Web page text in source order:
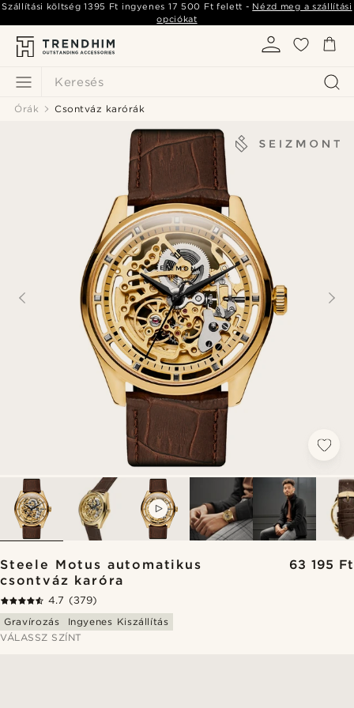
Keresés
Szállítási költség1395 Ft ingyenes 17 500 Ft felett - Nézd meg a szállítási
opciókat
Órák Csontváz karórák
Steele Motus automatikus
csontváz karóra
63 195 Ft
4.7 (379)
Gravírozás
Ingyenes Kiszállítás
VÁLASSZ SZÍNT